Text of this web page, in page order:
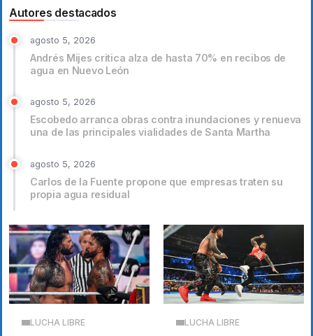
Autores destacados
agosto 5, 2026
Andrés Mijes critica alza de hasta 70% en recibos de
agua en Nuevo León
agosto 5, 2026
Escobedo arranca obras contra inundaciones y renueva
una de las principales vialidades de Santa Martha
agosto 5, 2026
Carlos de la Fuente propone que empresas traten su
propia agua residual
LUCHA LIBRE LUCHA LIBRE